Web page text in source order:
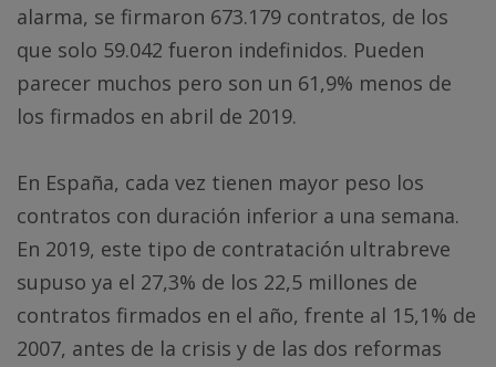
alarma, se firmaron 673.179 contratos, de los
que solo 59.042 fueron indefinidos. Pueden
parecer muchos pero son un 61,9% menos de
los firmados en abril de 2019.
En España, cada vez tienen mayor peso los
contratos con duración inferior a una semana.
En 2019, este tipo de contratación ultrabreve
supuso ya el 27,3% de los 22,5 millones de
contratos firmados en el año, frente al 15,1% de
2007, antes de la crisis y de las dos reformas